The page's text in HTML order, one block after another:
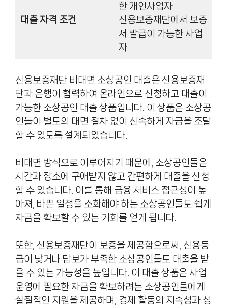
대출 자격 조건
한 개인사업자
신용보증재단에서 보증
서 발급이 가능한 사업
자
신용보증재단 비대면 소상공인 대출은 신용보증재
단과 은행이 협력하여 온라인으로 신청하고 대출이
가능한 소상공인 대출 상품입니다. 이 상품은 소상공
인들이 별도의 대면 절차 없이 신속하게 자금을 조달
할 수 있도록 설계되었습니다.
비대면 방식으로 이루어지기 때문에, 소상공인들은
시간과 장소에 구애받지 않고 간편하게 대출을 신청
할 수 있습니다. 이를 통해 금융 서비스 접근성이 높
아져, 바쁜 일정을 소화해야 하는 소상공인들도 쉽게
자금을 확보할 수 있는 기회를 얻게 됩니다.
또한, 신용보증재단이 보증을 제공함으로써, 신용등
급이 낮거나 담보가 부족한 소상공인들도 대출을 받
을 수 있는 가능성을 높입니다. 이 대출 상품은 사업
운영에 필요한 자금을 확보하려는 소상공인들에게
실질적인 지원을 제공하며, 경제 활동의 지속성과 성